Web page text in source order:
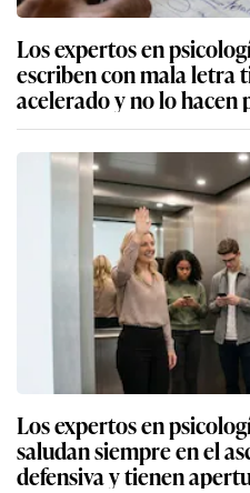
Los expertos en
escriben con mala letra
acelerado y no lo hacen
Los expertos en
saludan siempre en el
defensiva y tienen